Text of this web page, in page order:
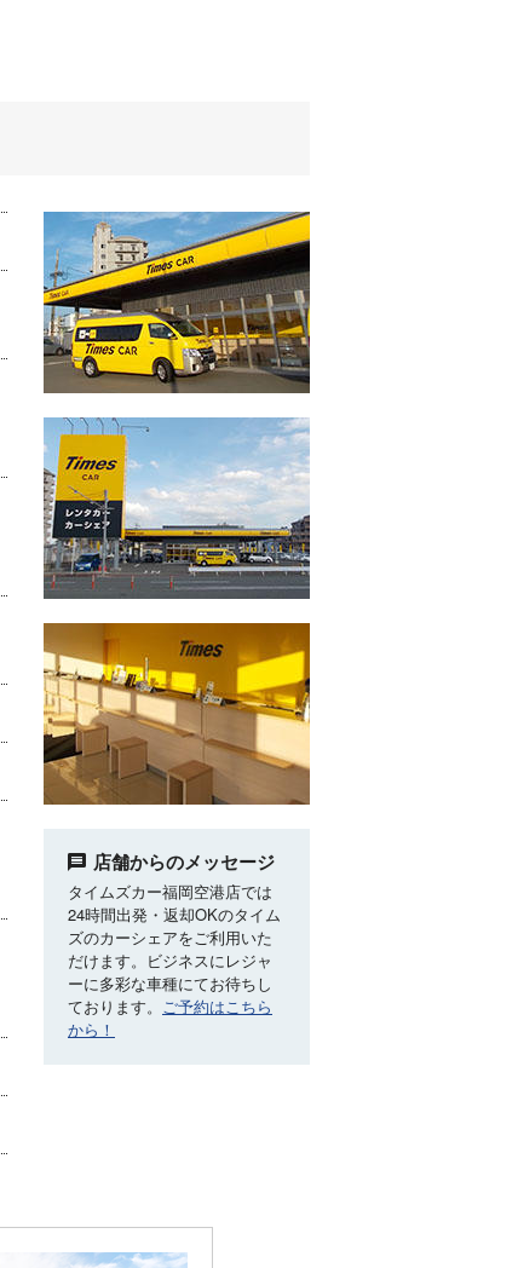
店舗からのメッセージ
タイムズカー福岡空港店では
24時間出発・返却OKのタイム
ズのカーシェアをご利用いた
だけます。ビジネスにレジャ
ーに多彩な車種にてお待ちし
ております。 ご予約はこちら
から！